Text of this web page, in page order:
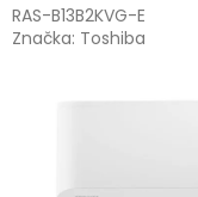
RAS-B13B2KVG-E
Značka: Toshiba